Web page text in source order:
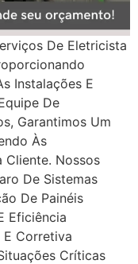
De Eletricista
Instalações E
De
Garantimos Um
Às
Cliente. Nossos
De Sistemas
De Painéis
Eficiência
E Corretiva
Críticas